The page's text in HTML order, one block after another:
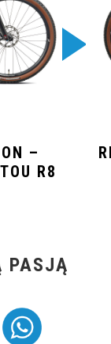
–
R8
PASJĄ